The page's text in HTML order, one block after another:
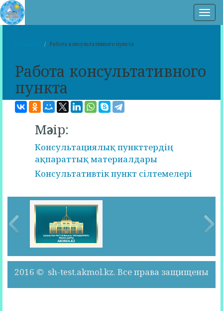
Работа консультативного пункта
Работа консультативного
пункта
Мәзір:
Консультациялық пункттердің
ақпараттық материалдары
Консультативтік пункт сілтемелері
2016 © sh-test.akmol.kz. Все права защищены